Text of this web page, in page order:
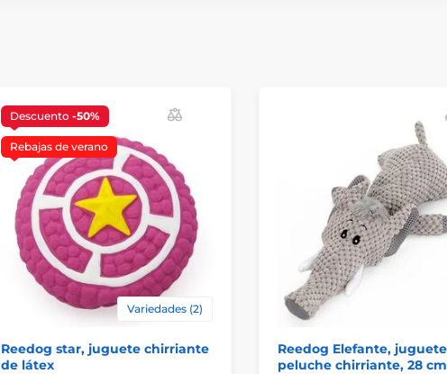
Descuento -50%
Rebajas de verano
Variedades (2)
Reedog star, juguete chirriante
de látex
Reedog Elefante,
peluche chirriante, 28 cm